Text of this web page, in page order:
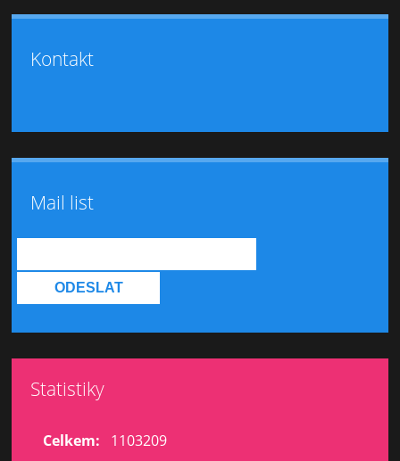
Kontakt
Mail list
Statistiky
Celkem:
1103209